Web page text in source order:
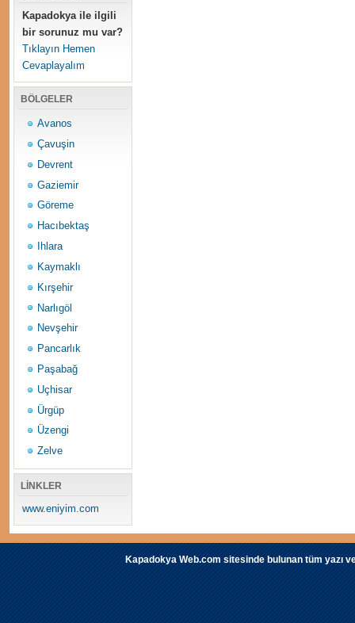
Kapadokya ile ilgili
bir sorunuz mu var?
Tıklayın Hemen
Cevaplayalım
BÖLGELER
Avanos
Çavuşin
Devrent
Gaziemir
Göreme
Hacıbektaş
Ihlara
Kaymaklı
Kırşehir
Narlıgöl
Nevşehir
Pancarlık
Paşabağ
Uçhisar
Ürgüp
Üzengi
Zelve
LİNKLER
www.eniyim.com
Kapadokya Web.com sitesinde bulunan tüm yazı